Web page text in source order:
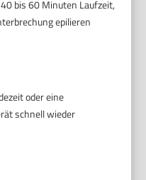
bis 60 Minuten Laufzeit,
epilieren
oder eine
schnell wieder